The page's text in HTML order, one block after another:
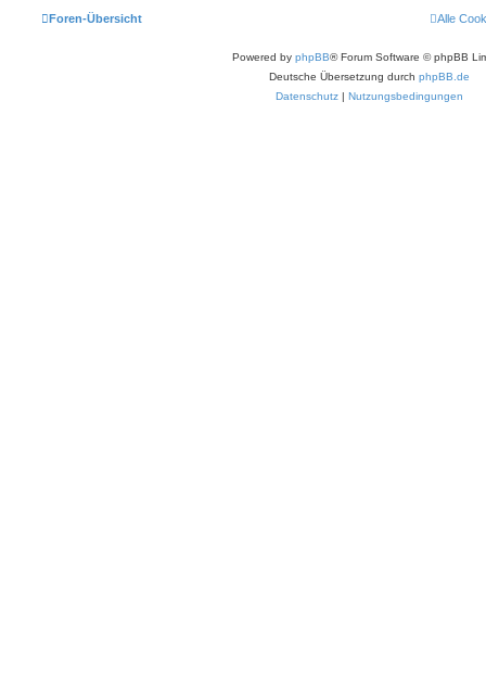
Foren-Übersicht Alle
Powered by phpBB® Forum Software © phpBB
Deutsche Übersetzung durch phpBB.de
Datenschutz | Nutzungsbedingungen